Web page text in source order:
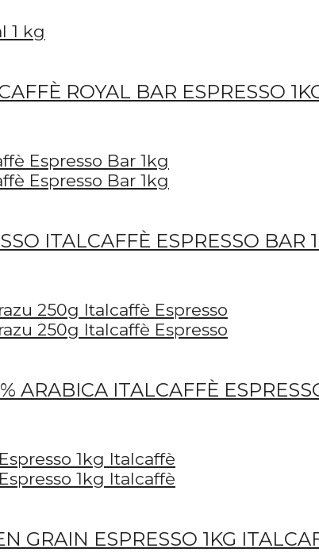
ROYAL BAR ESPRESSO
ITALCAFFÈ ESPRESSO BAR
ARABICA ITALCAFFÈ
GRAIN ESPRESSO 1KG